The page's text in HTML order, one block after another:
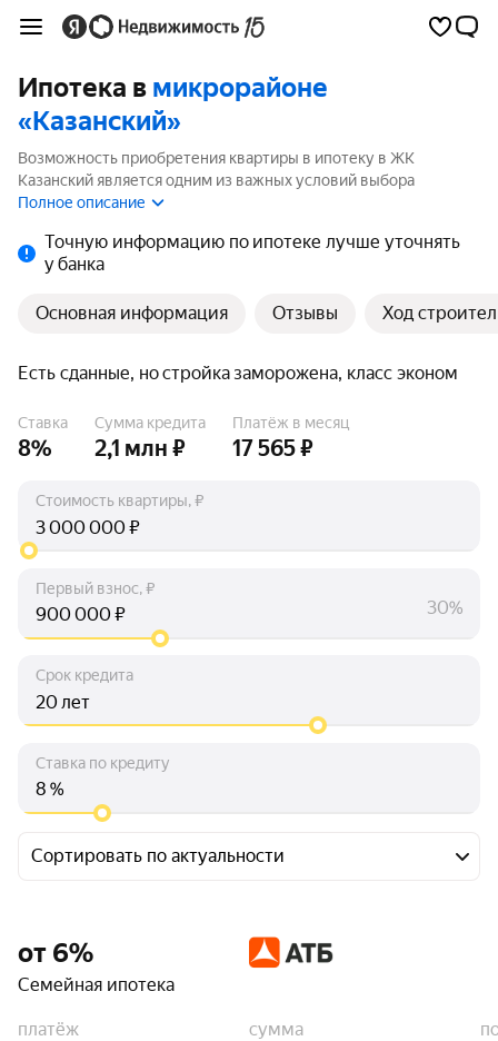
Ипотека в микрорайоне
«Казанский»
Возможность приобретения квартиры в ипотеку в ЖК
Казанский является одним из важных условий выбора
квартиры. На странице мы собрали программы кредитования
Полное описание
Точную информацию по ипотеке лучше уточнять
у банка
Основная информация Отзывы Ход
Есть сданные, но стройка заморожена, класс эконом
Ставка
8%
Сумма кредита
2,1 млн ₽
Платёж в месяц
17 565 ₽
Стоимость квартиры, ₽
₽
Первый взнос, ₽
₽ 30%
Срок кредита
лет
Ставка по кредиту
%
Сортировать по актуальности
от 6%
Семейная ипотека
платёж
сумма